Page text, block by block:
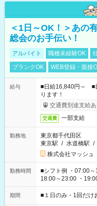
＜1日～OK！＞あの
総会のお手伝い！
アルバイト 職種未経験OK
ブランクOK
WEB登録・面接
給与
■日給16,840円～ ■
ります！
交通費別途支給あ
交通費 一部支給
勤務地
東京都千代田区
東京駅 / 水道橋駅 /
株式会社マッシュ
勤務時間
■シフト例 ・07:00
18:00～23:00 ・
etc ★最短で3時間で5,120円のお仕事から 15時間で2万円近く稼
げるお仕事も！ ご希望のお時間に合わせてご紹介！ ※シフトは
期間 ■１日のみ・1回だけ